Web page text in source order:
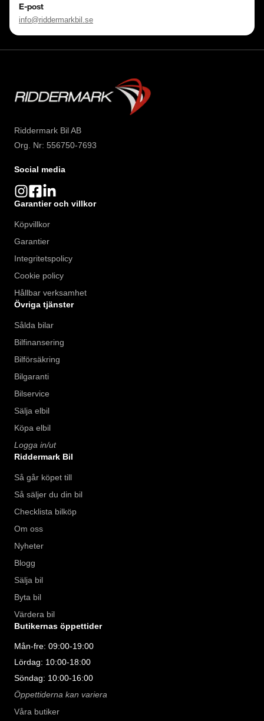
E-post
info@riddermarkbil.se
Riddermark Bil AB
Org. Nr: 556750-7693
Social media
Garantier och villkor
Köpvillkor
Garantier
Integritetspolicy
Cookie policy
Hållbar verksamhet
Övriga tjänster
Sålda bilar
Bilfinansering
Bilförsäkring
Bilgaranti
Bilservice
Sälja elbil
Köpa elbil
Logga in/ut
Riddermark Bil
Så går köpet till
Så säljer du din bil
Checklista bilköp
Om oss
Nyheter
Blogg
Sälja bil
Byta bil
Värdera bil
Butikernas öppettider
Mån-fre: 09:00-19:00
Lördag: 10:00-18:00
Söndag: 10:00-16:00
Öppettiderna kan variera
Våra butiker